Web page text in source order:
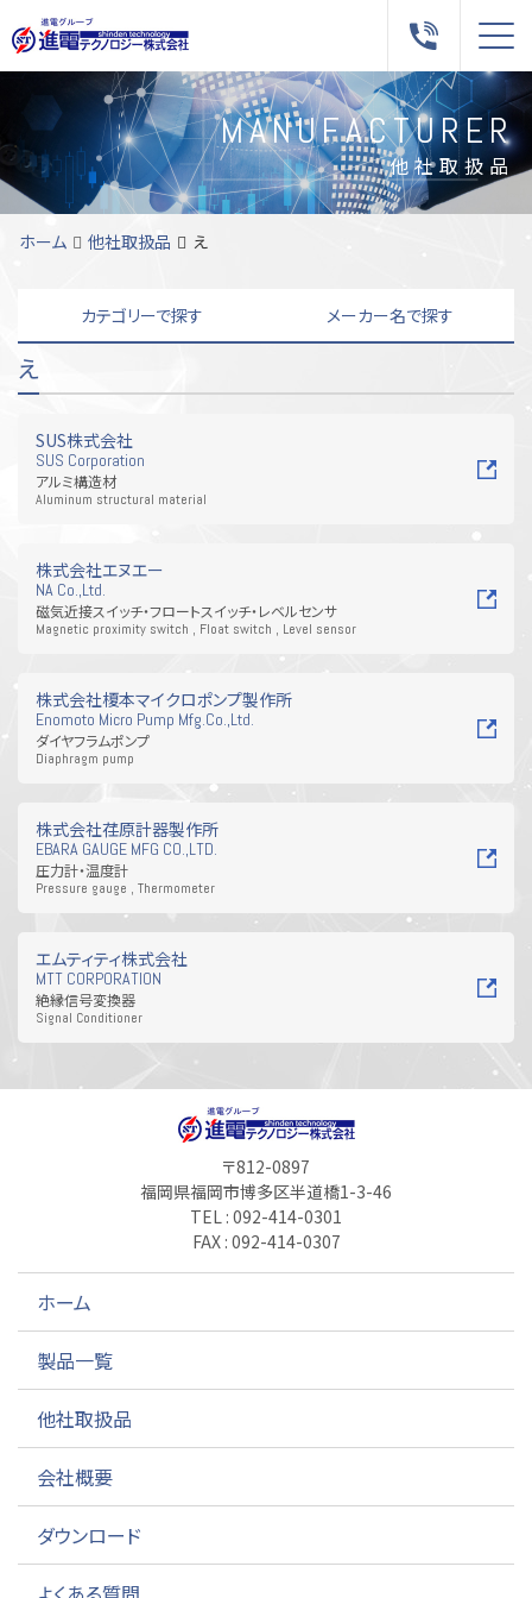
MANUFACTURER
他社取扱品
ホーム 他社取扱品 え
カテゴリーで探す メーカー名で探す
計測・測定・検査
ファン・ポンプ
油圧機器
動力伝達機器
配管機器
工具・資材・消耗品
し
す せ そ た ち つ て と
な
に
は
る
海外メーカー
え
SUS株式会社
SUS Corporation
アルミ構造材
Aluminum structural material
株式会社エヌエー
NA Co.,Ltd.
磁気近接スイッチ・フロートスイッチ・レベルセンサ
Magnetic proximity switch , Float switch , Level sensor
株式会社榎本マイクロポンプ製作所
Enomoto Micro Pump Mfg.Co.,Ltd.
ダイヤフラムポンプ
Diaphragm pump
株式会社荏原計器製作所
EBARA GAUGE MFG CO.,LTD.
圧力計・温度計
Pressure gauge , Thermometer
エムティティ株式会社
MTT CORPORATION
絶縁信号変換器
Signal Conditioner
〒812-0897
福岡県福岡市博多区半道橋1-3-46
TEL : 092-414-0301
FAX : 092-414-0307
ホーム
製品一覧
他社取扱品
会社概要
ダウンロード